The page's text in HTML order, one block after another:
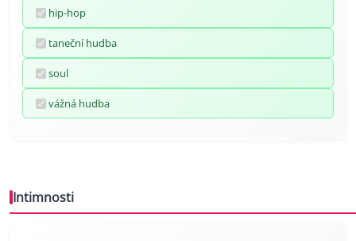
hip-hop
taneční hudba
soul
vážná hudba
Intimnosti